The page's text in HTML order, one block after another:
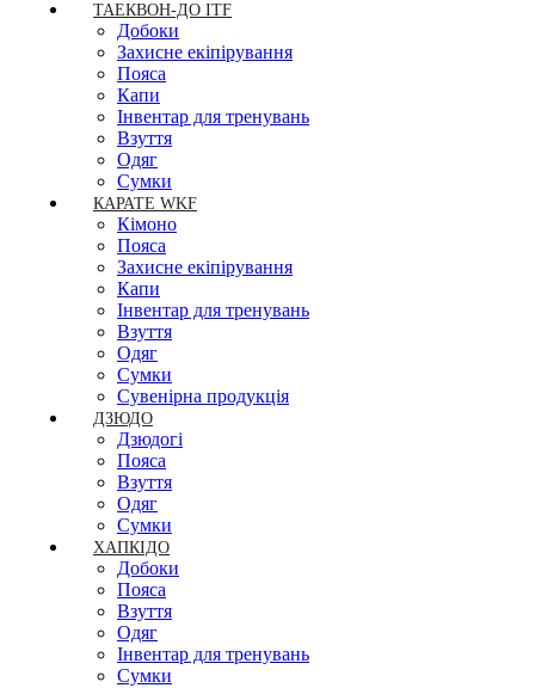
ТАЕКВОН-ДО ITF
Добоки
Захисне екіпірування
Пояса
Капи
Інвентар для тренувань
Взуття
Одяг
Сумки
КАРАТЕ WKF
Кімоно
Пояса
Захисне екіпірування
Капи
Інвентар для тренувань
Взуття
Одяг
Сумки
Сувенірна продукція
ДЗЮДО
Дзюдогі
Пояса
Взуття
Одяг
Сумки
ХАПКІДО
Добоки
Пояса
Взуття
Одяг
Інвентар для тренувань
Сумки